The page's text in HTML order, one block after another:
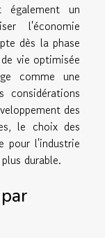
également un
l'économie
dès la phase
vie optimisée
comme une
considérations
des
le choix des
pour l'industrie
durable.